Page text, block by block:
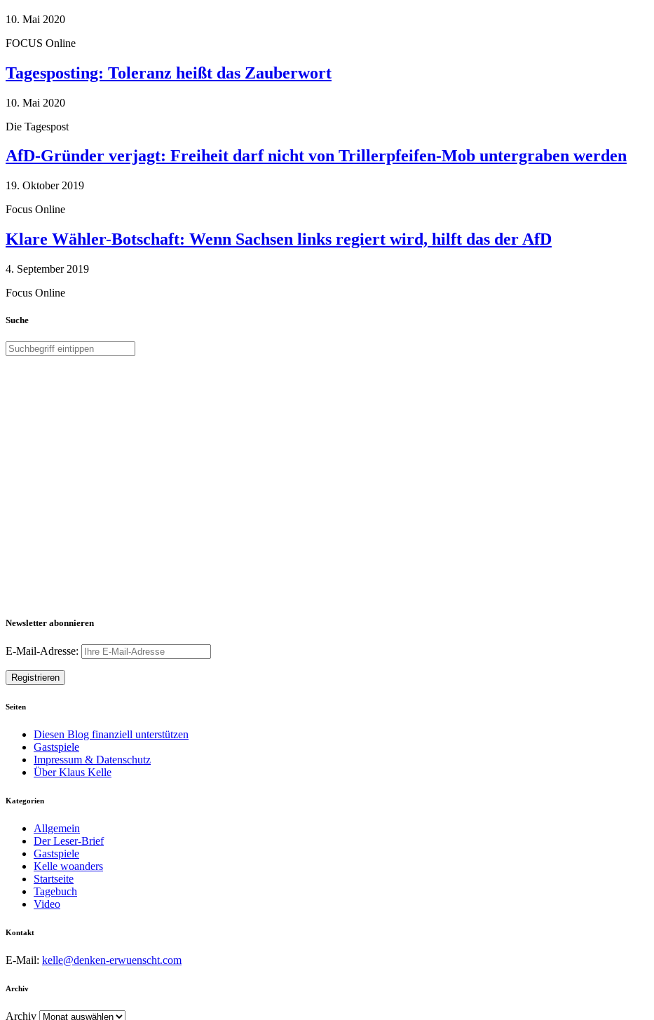
10. Mai 2020
FOCUS Online
Tagesposting: Toleranz heißt das Zauberwort
10. Mai 2020
Die Tagespost
AfD-Gründer verjagt: Freiheit darf nicht von Trillerpfeifen-Mob untergraben werden
19. Oktober 2019
Focus Online
Klare Wähler-Botschaft: Wenn Sachsen links regiert wird, hilft das der AfD
4. September 2019
Focus Online
Suche
Newsletter abonnieren
E-Mail-Adresse:
Seiten
Diesen Blog finanziell unterstützen
Gastspiele
Impressum & Datenschutz
Über Klaus Kelle
Kategorien
Allgemein
Der Leser-Brief
Gastspiele
Kelle woanders
Startseite
Tagebuch
Video
Kontakt
E-Mail: kelle@denken-erwuenscht.com
Archiv
Archiv